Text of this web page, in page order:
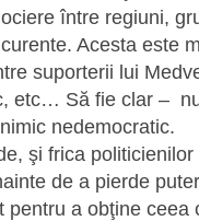
între regiuni,
Acesta este
supor­terii lui
etc… Să fie clar –
nedemocratic.
şi frica
de a pierde
a obţine ceea